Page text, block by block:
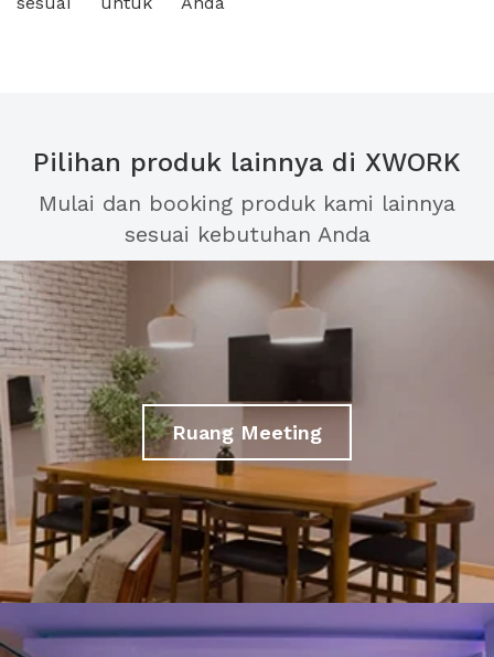
Pilihan produk lainnya di XWORK
Mulai dan booking produk kami lainnya
sesuai kebutuhan Anda
Ruang Meeting